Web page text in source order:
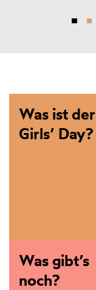
Was ist der
Girls’ Day?
Was gibt’s
noch?